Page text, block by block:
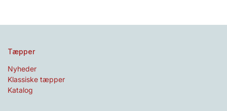
Tæpper
Nyheder
Klassiske tæpper
Katalog